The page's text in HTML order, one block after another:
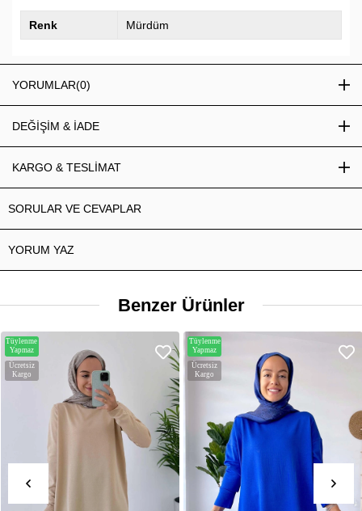
Renk Mürdüm
YORUMLAR(0)
DEĞİŞİM & İADE
KARGO & TESLİMAT
SORULAR VE CEVAPLAR
YORUM YAZ
Benzer Ürünler
Ücretsiz
Kargo
Tüylenme
Yapmaz
Ücretsiz
Kargo
Tüylenme
Yapmaz